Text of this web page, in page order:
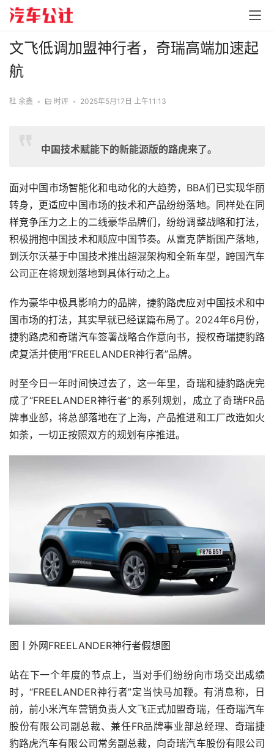
文飞低调加盟神行者，奇瑞高端加速起
航
杜 余鑫 • 时评 • 2025年5月17日 上午11:13
中国技术赋能下的新能源版的路虎来了。
面对中国市场智能化和电动化的大趋势，BBA们已实现华丽
转身，更适应中国市场的技术和产品纷纷落地。同样处在同
样竞争压力之上的二线豪华品牌们，纷纷调整战略和打法，
积极拥抱中国技术和顺应中国节奏。从雷克萨斯国产落地，
到沃尔沃基于中国技术推出超混架构和全新车型，跨国汽车
公司正在将规划落地到具体行动之上。
作为豪华中极具影响力的品牌，捷豹路虎应对中国技术和中
国市场的打法，其实早就已经谋篇布局了。2024年6月份，
捷豹路虎和奇瑞汽车签署战略合作意向书，授权奇瑞捷豹路
虎复活并使用“FREELANDER神行者”品牌。
时至今日一年时间快过去了，这一年里，奇瑞和捷豹路虎完
成了“FREELANDER神行者”的系列规划，成立了奇瑞FR品
牌事业部，将总部落地在了上海，产品推进和工厂改造如火
如荼，一切正按照双方的规划有序推进。
图丨外网FREELANDER神行者假想图
站在下一个年度的节点上，当对手们纷纷向市场交出成绩
时，“FREELANDER神行者”定当快马加鞭。有消息称，日
前，前小米汽车营销负责人文飞正式加盟奇瑞，任奇瑞汽车
股份有限公司副总裁、兼任FR品牌事业部总经理、奇瑞捷
豹路虎汽车有限公司常务副总裁，向奇瑞汽车股份有限公司